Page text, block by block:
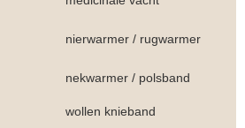
nierwarmer / rugwarmer
nekwarmer / polsband
wollen knieband